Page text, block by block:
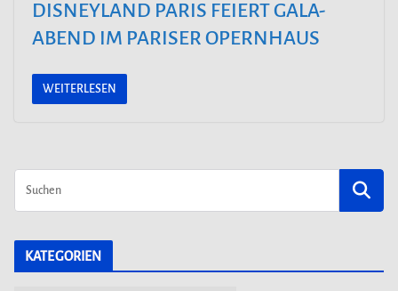
DISNEYLAND PARIS FEIERT GALA-
ABEND IM PARISER OPERNHAUS
WEITERLESEN
KATEGORIEN